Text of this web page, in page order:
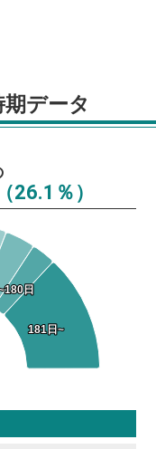
データ
（26.1％）
日
日
181日~
181日~